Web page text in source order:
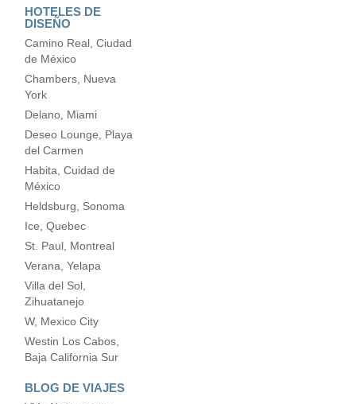
HOTELES DE
DISEÑO
Camino Real, Ciudad
de México
Chambers, Nueva
York
Delano, Miami
Deseo Lounge, Playa
del Carmen
Habita, Cuidad de
México
Heldsburg, Sonoma
Ice, Quebec
St. Paul, Montreal
Verana, Yelapa
Villa del Sol,
Zihuatanejo
W, Mexico City
Westin Los Cabos,
Baja California Sur
BLOG DE VIAJES